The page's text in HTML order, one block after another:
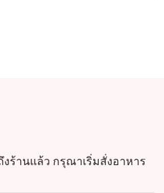
ร้านแล้ว กรุณาเริ่มสั่งอาหาร